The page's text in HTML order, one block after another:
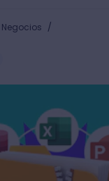
Negocios /
de archivos